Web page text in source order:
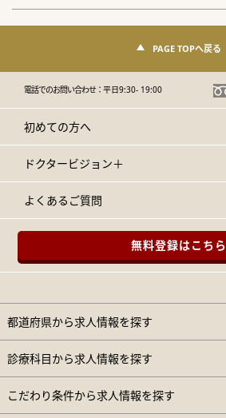
PAGE TOPへ戻る
電話でのお問い合わせ：平日9:30- 19:00
初めての方へ
ドクタービジョン＋
よくあるご質問
無料登録はこちら
都道府県から求人情報を探す
診療科目から求人情報を探す
こだわり条件から求人情報を探す